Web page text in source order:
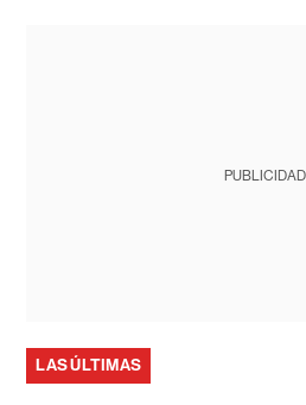
PUBLICIDAD
LAS ÚLTIMAS